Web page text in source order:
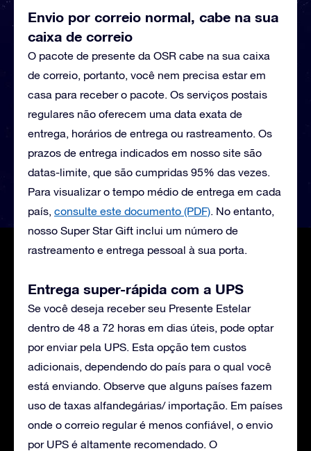
Envio por correio normal, cabe na sua
caixa de correio
O pacote de presente da OSR cabe na sua caixa
de correio, portanto, você nem precisa estar em
casa para receber o pacote. Os serviços postais
regulares não oferecem uma data exata de
entrega, horários de entrega ou rastreamento. Os
prazos de entrega indicados em nosso site são
datas-limite, que são cumpridas 95% das vezes.
Para visualizar o tempo médio de entrega em cada
país, consulte este documento (PDF). No entanto,
nosso Super Star Gift inclui um número de
rastreamento e entrega pessoal à sua porta.
Entrega super-rápida com a UPS
Se você deseja receber seu Presente Estelar
dentro de 48 a 72 horas em dias úteis, pode optar
por enviar pela UPS. Esta opção tem custos
adicionais, dependendo do país para o qual você
está enviando. Observe que alguns países fazem
uso de taxas alfandegárias/ importação. Em países
onde o correio regular é menos confiável, o envio
por UPS é altamente recomendado. O